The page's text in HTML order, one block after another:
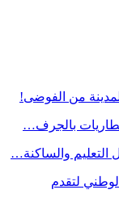
من الفوضى!
بالجرف…
التعليم والساكنة…
لتقدم